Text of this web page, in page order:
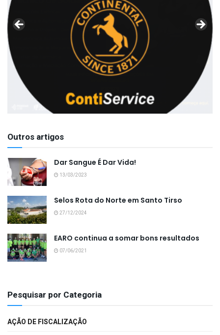
Outros artigos
Dar Sangue É Dar Vida!
13/03/2023
Selos Rota do Norte em Santo Tirso
27/12/2024
EARO continua a somar bons resultados
07/06/2021
Pesquisar por Categoria
AÇÃO DE FISCALIZAÇÃO